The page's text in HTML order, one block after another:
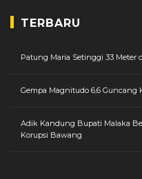
TERBARU
Patung Maria Setinggi 33 Meter
Gempa Magnitudo 6,6 Guncang
Adik Kandung Bupati Malaka
Korupsi Bawang